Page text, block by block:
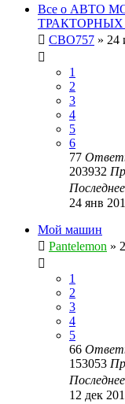
Все о АВТО
CBO757 » 24
1
2
3
4
5
6
77
203932
24 янв
Мой машин
Pantelemon »
1
2
3
4
5
66
153053
12 дек